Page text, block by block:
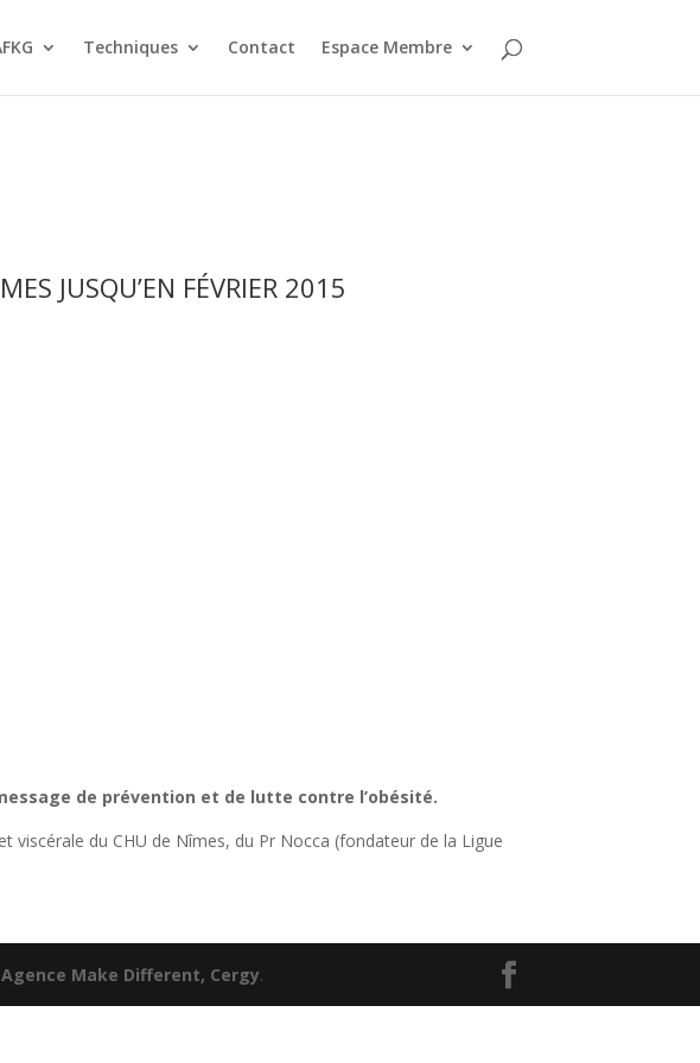
Techniques Contact Espace Membre
JUSQU’EN FÉVRIER 2015
de prévention et de lutte contre l’obésité.
viscérale du CHU de Nîmes, du Pr Nocca (fondateur de la Ligue
Agence Make Different, Cergy.